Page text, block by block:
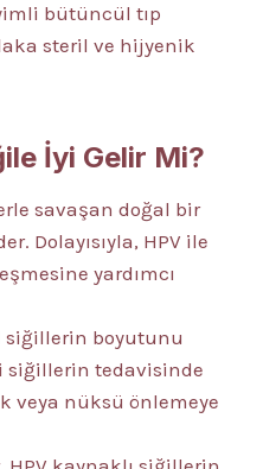
bütüncül tıp
steril ve hijyenik
İyi Gelir Mi?
savaşan doğal bir
Dolayısıyla, HPV ile
yardımcı
siğillerin boyutunu
siğillerin tedavisinde
veya nüksü önlemeye